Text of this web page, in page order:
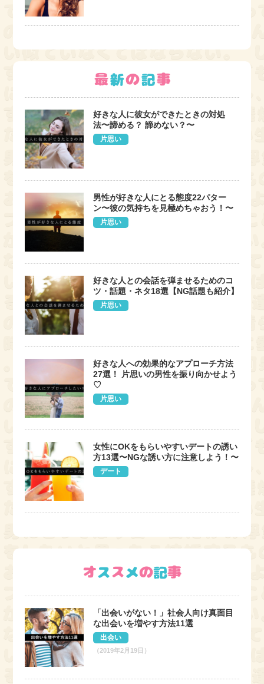
好きな人に彼女ができたときの対処
法〜諦める？ 諦めない？〜
片思い
男性が好きな人にとる態度22パター
ン〜彼の気持ちを見極めちゃおう！〜
片思い
好きな人との会話を弾ませるためのコ
ツ・話題・ネタ18選【NG話題も紹介】
片思い
好きな人への効果的なアプローチ方法
27選！ 片思いの男性を振り向かせよう
♡
片思い
女性にOKをもらいやすいデートの誘い
方13選〜NGな誘い方に注意しよう！〜
デート
「出会いがない！」社会人向け真面目
な出会いを増やす方法11選
出会い
（2019年2月19日）